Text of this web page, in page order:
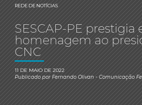
REDE DE NOTÍCIAS
SESCAP-PE prestigia
homenagem ao
CNC
11 DE MAIO DE 2022
Publicado porFernando Olivan- Comunicação